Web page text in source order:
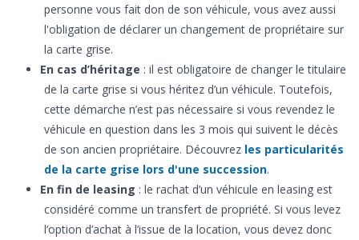
personne vous fait don de son véhicule, vous avez aussi
l'obligation de déclarer un changement de propriétaire sur
la carte grise.
En cas d’héritage : il est obligatoire de changer le titulaire
de la carte grise si vous héritez d’un véhicule. Toutefois,
cette démarche n’est pas nécessaire si vous revendez le
véhicule en question dans les 3 mois qui suivent le décès
de son ancien propriétaire. Découvrez les particularités
de la carte grise lors d'une succession.
En fin de leasing : le rachat d’un véhicule en leasing est
considéré comme un transfert de propriété. Si vous levez
l’option d’achat à l’issue de la location, vous devez donc